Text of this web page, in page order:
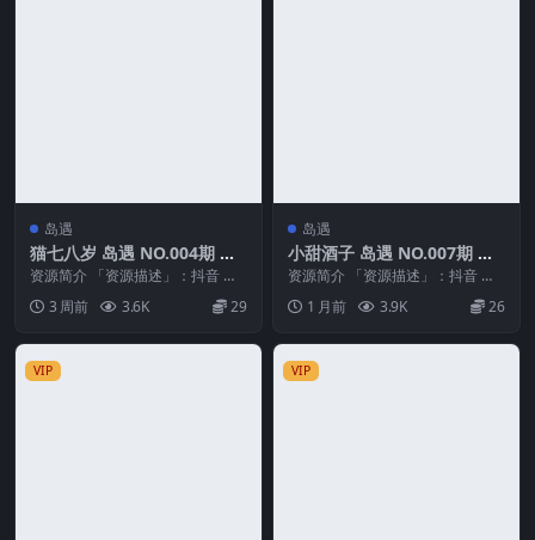
岛遇
猫七八岁 岛遇 NO.004期 最
新至：2026.7.11
资源简介 「资源描述」：抖音 猫
七八岁 岛遇 NO.004期 【19P】最
新至：...
3 周前 3.6K 29
岛遇
小甜酒子 岛遇 NO.007期 最
新至：2026.6.27
资源简介 「资源描述」：抖音 小
甜酒子 岛遇 NO.007期 【29P1V】
最新...1 月前 3.9K 26
VIP VIP